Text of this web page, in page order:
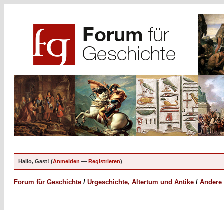
Hallo, Gast! (Anmelden — Registrieren)
Forum für Geschichte / Urgeschichte, Altertum und Antike /